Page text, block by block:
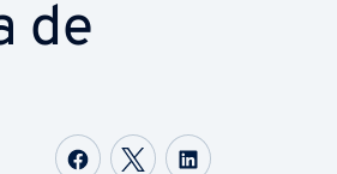
de
Compartir Facebook
Compartir Twitter
Compartir